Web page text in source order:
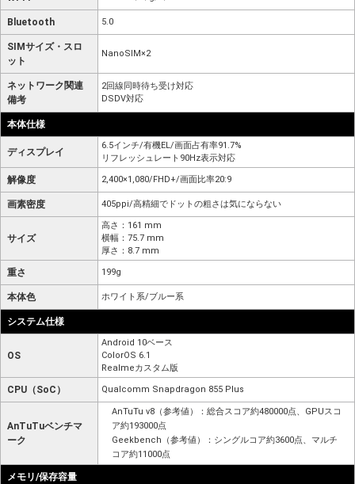
Bluetooth 5.0
SIMサイズ・スロ
ット
NanoSIM×2
ネットワーク関連
備考
2回線同時待ち受け対応
DSDV対応
本体仕様
ディスプレイ
6.5インチ/有機EL/画面占有率91.7%
リフレッシュレート90Hz表示対応
解像度 2,400×1,080/FHD+/画面比率20:9
画素密度 405ppi/高精細でドットの粗さは気にならない
サイズ
高さ：161 mm
横幅：75.7 mm
厚さ：8.7 mm
重さ 199g
本体色 ホワイト系/ブルー系
システム仕様
OS
Android 10ベース
ColorOS 6.1
Realmeカスタム版
CPU（SoC） Qualcomm Snapdragon 855 Plus
AnTuTuベンチマ
ーク
AnTuTu v8（参考値）：総合スコア約480000点、GPUスコ
ア約193000点
Geekbench（参考値）：シングルコア約3600点、マルチ
コア約11000点
メモリ/保存容量